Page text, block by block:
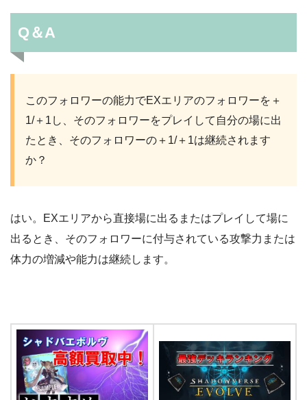
Q＆A
このフォロワーの能力でEXエリアのフォロワーを＋
1/＋1し、そのフォロワーをプレイして自分の場に出
たとき、そのフォロワーの＋1/＋1は継続されます
か？
はい。EXエリアから直接場に出るまたはプレイして場に
出るとき、そのフォロワーに付与されている攻撃力または
体力の増減や能力は継続します。